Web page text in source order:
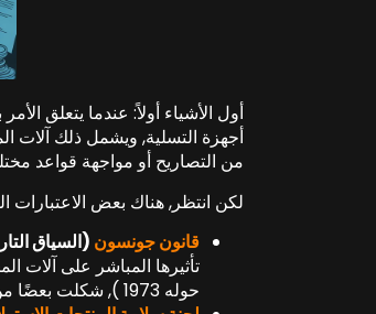
أول الأشياء أولاً: عندما يتعلق
أجهزة التسلية, ويشمل ذلك آلات
من التصاريح أو مواجهة قواعد
لكن انتظر, هناك بعض الاعتبارات
قانون جونسون (السياق
تأثيرها المباشر على آلات
حوله 1973 ), شكلت بعضًا من التفكير المبكر في الألعاب التي تديرها العملات المعدنية وإمكاناتها للمقامرة.